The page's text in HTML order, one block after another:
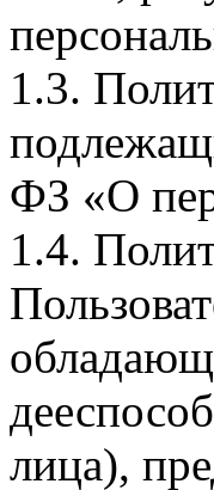
1.3.
ФЗ «О
1.4.
лица),